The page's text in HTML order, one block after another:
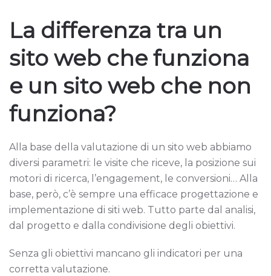
La differenza tra un
sito web che funziona
e un sito web che non
funziona?
Alla base della valutazione di un sito web abbiamo
diversi parametri: le visite che riceve, la posizione sui
motori di ricerca, l’engagement, le conversioni… Alla
base, però, c’è sempre una efficace progettazione e
implementazione di siti web. Tutto parte dal analisi,
dal progetto e dalla condivisione degli obiettivi.
Senza gli obiettivi mancano gli indicatori per una
corretta valutazione.